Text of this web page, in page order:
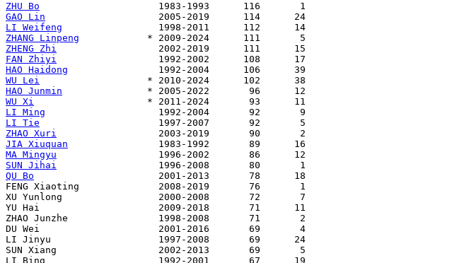
ZHU Bo
GAO Lin
LI Weifeng
ZHANG Linpeng
ZHENG Zhi
FAN Zhiyi
HAO Haidong
WU Lei
HAO Junmin
WU Xi
LI Ming
LI Tie
ZHAO Xuri
JIA Xiuquan
MA Mingyu
SUN Jihai
QU Bo
                      2001-2013       78      18
FENG Xiaoting              2008-2019       76       1
XU Yunlong                 2000-2008       72       7
YU Hai                     2009-2018       71      11
ZHAO Junzhe                1998-2008       71       2
DU Wei                     2001-2016       69       4
LI Jinyu                   1997-2008       69      24
SUN Xiang                  2002-2013       69       5
LI Bing                    1992-2001       67      19